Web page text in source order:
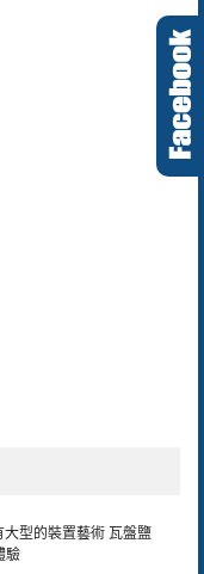
大型的裝置藝術 瓦盤鹽
驗